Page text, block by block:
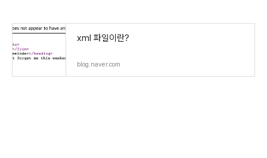
xml 파일이란?
blog.naver.com